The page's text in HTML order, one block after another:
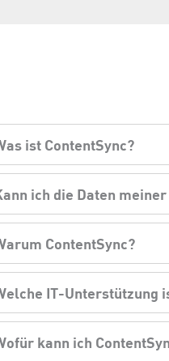
Kontraste
ist ContentSync?
ich die Daten
ContentSync?
IT-Unterstützung
kann ich